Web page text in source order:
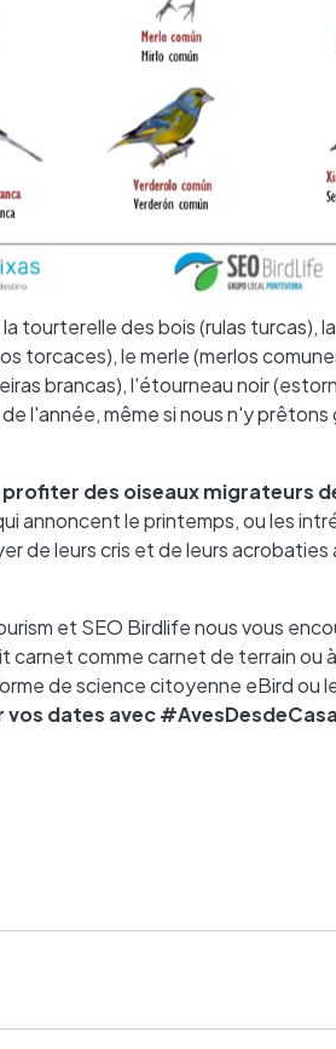
tourterelle des bois (rulas turcas),
torcaces), le merle (merlos
brancas), l'étourneau noir
l'année, même si nous n'y prêtons
des oiseaux migrateurs
annoncent le printemps, ou les
de leurs cris et de leurs acrobaties
et SEO Birdlife nous vous
comme carnet de terrain ou
de science citoyenne eBird ou
dates avec #AvesDesdeCasa